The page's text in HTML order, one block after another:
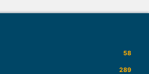
58
289